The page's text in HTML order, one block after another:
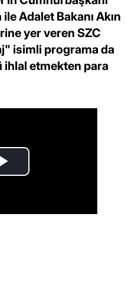
Adalet Bakanı Akın
yer veren SZC
isimli programa da
ihlal etmekten para